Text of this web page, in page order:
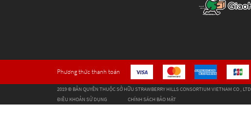
Phương thức thanh toán
2019 © BẢN QUYỀN THUỘC SỞ HỮU STRAWBERRY HILLS CONSORTIUM VIETNAM CO , LTD
ĐIỀU KHOẢN SỬ DỤNG
CHÍNH SÁCH BẢO MẬT